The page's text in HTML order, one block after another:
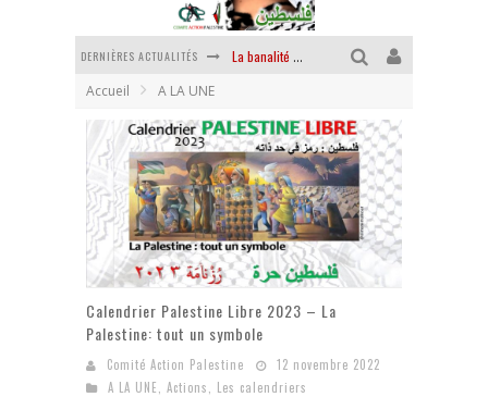
DERNIÈRES ACTUALITÉS La banalité du mal colonial
Chantage terroriste
La révolution ou rien
Des accords de paix sans le peuple et contre le peuple
La puissance américaine en peau de chagrin
Accueil A LA UNE
Calendrier Palestine Libre 2023 – La
Palestine: tout un symbole
Comité Action Palestine
12 novembre 2022
A LA UNE
Actions Les calendriers